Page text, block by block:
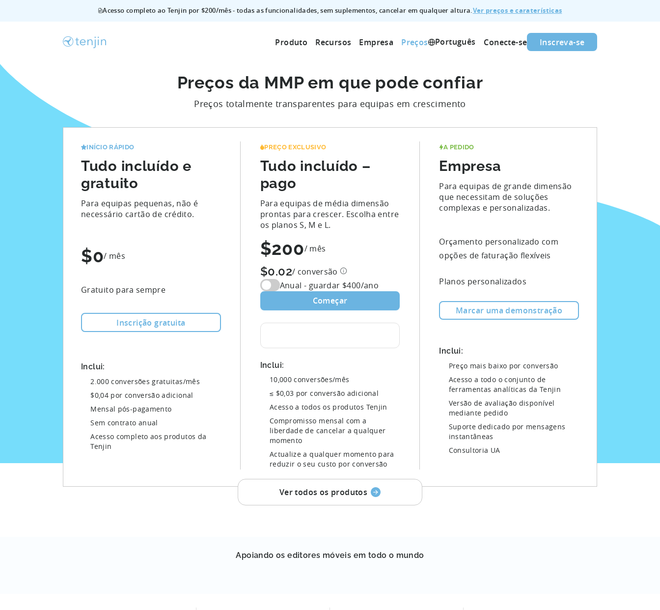
Acesso completo ao Tenjin por $200/mês - todas as funcionalidades, sem suplementos, cancelar em qualquer altura.Ver preços e caraterísticas
Produto Recursos Empresa Preços Português Conecte-se Inscreva-se
Preços da MMP em que pode confiar
Preços totalmente transparentes para equipas em crescimento
INÍCIO RÁPIDO
Tudo incluído e
gratuito
Para equipas pequenas, não é
necessário cartão de crédito.
$0/ mês
Gratuito para sempre
Inscrição gratuita
Inclui:
2.000 conversões gratuitas/mês
$0,04 por conversão adicional
Mensal pós-pagamento
Sem contrato anual
Acesso completo aos produtos da
Tenjin
PREÇO EXCLUSIVO
Tudo incluído –
pago
Para equipas de média dimensão
prontas para crescer. Escolha entre
os planos S, M e L.
$200/ mês
$0.02/ conversão
Anual - guardar $400/ano
Começar
Inclui:
10,000 conversões/mês
≤ $0,03 por conversão adicional
Acesso a todos os produtos Tenjin
Compromisso mensal com a
liberdade de cancelar a qualquer
momento
Actualize a qualquer momento para
reduzir o seu custo por conversão
A PEDIDO
Empresa
Para equipas de grande dimensão
que necessitam de soluções
complexas e personalizadas.
Orçamento personalizado com
opções de faturação flexíveis
Planos personalizados
Marcar uma demonstração
Inclui:
Preço mais baixo por conversão
Acesso a todo o conjunto de
ferramentas analíticas da Tenjin
Versão de avaliação disponível
mediante pedido
Suporte dedicado por mensagens
instantâneas
Consultoria UA
Ver todos os produtos
Apoiando os editores móveis em todo o mundo